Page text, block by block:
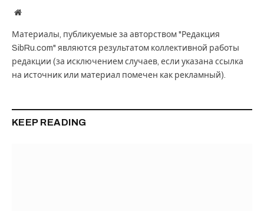
Website
Материалы, публикуемые за авторством "Редакция
SibRu.com" являются результатом коллективной работы
редакции (за исключением случаев, если указана ссылка
на источник или материал помечен как рекламный).
KEEP READING